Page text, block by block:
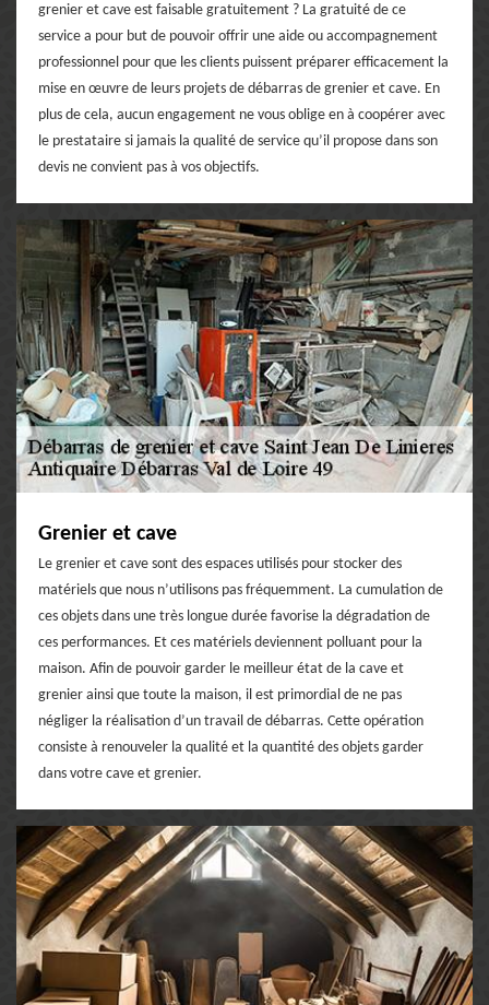
grenier et cave est faisable gratuitement ? La gratuité de ce
service a pour but de pouvoir offrir une aide ou accompagnement
professionnel pour que les clients puissent préparer efficacement la
mise en œuvre de leurs projets de débarras de grenier et cave. En
plus de cela, aucun engagement ne vous oblige en à coopérer avec
le prestataire si jamais la qualité de service qu’il propose dans son
devis ne convient pas à vos objectifs.
Grenier et cave
Le grenier et cave sont des espaces utilisés pour stocker des
matériels que nous n’utilisons pas fréquemment. La cumulation de
ces objets dans une très longue durée favorise la dégradation de
ces performances. Et ces matériels deviennent polluant pour la
maison. Afin de pouvoir garder le meilleur état de la cave et
grenier ainsi que toute la maison, il est primordial de ne pas
négliger la réalisation d’un travail de débarras. Cette opération
consiste à renouveler la qualité et la quantité des objets garder
dans votre cave et grenier.